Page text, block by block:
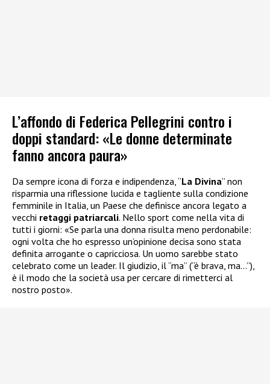
L’affondo di Federica Pellegrini contro i
doppi standard: «Le donne determinate
fanno ancora paura»
Da sempre icona di forza e indipendenza, “La Divina” non
risparmia una riflessione lucida e tagliente sulla condizione
femminile in Italia, un Paese che definisce ancora legato a
vecchi retaggi patriarcali. Nello sport come nella vita di
tutti i giorni: «Se parla una donna risulta meno perdonabile:
ogni volta che ho espresso un’opinione decisa sono stata
definita arrogante o capricciosa. Un uomo sarebbe stato
celebrato come un leader. Il giudizio, il “ma” (“è brava, ma…”),
è il modo che la società usa per cercare di rimetterci al
nostro posto».